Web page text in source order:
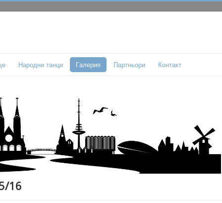
Народни танци Гaлерия Партньори Контакт
16